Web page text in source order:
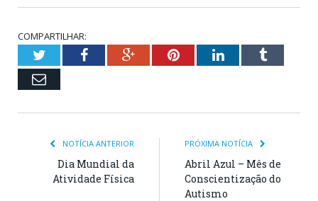
COMPARTILHAR:
TwitterFacebookGoogle+PinterestLinkedInTumblr
Email
NOTÍCIA ANTERIOR
Dia Mundial da
Atividade Física
PRÓXIMA NOTÍCIA
Abril Azul – Mês de
Conscientização do
Autismo